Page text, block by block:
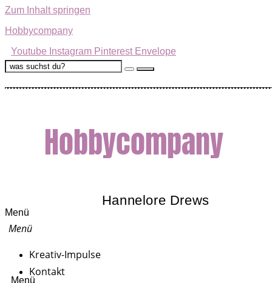
Zum Inhalt springen
Hobbycompany
Youtube Instagram Pinterest Envelope
Hobbycompany
Hannelore Drews
Menü
Kreativ-Impulse
Kontakt
Menü